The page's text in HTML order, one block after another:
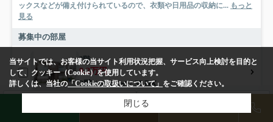
物件検索
ックスなどが備え付けられているので、衣類や日用品の収納に... もっと
見る
募集中の部屋
2階
9.2万円
2階 / 69.85㎡ / 3LDK
当サイトでは、お客様の当サイト利用状況把握、サービス向上検討を目的と
して、クッキー（Cookie）を使用しています。
詳しくは、当社の「Cookieの取扱いについて」 をご確認ください。
閉じる